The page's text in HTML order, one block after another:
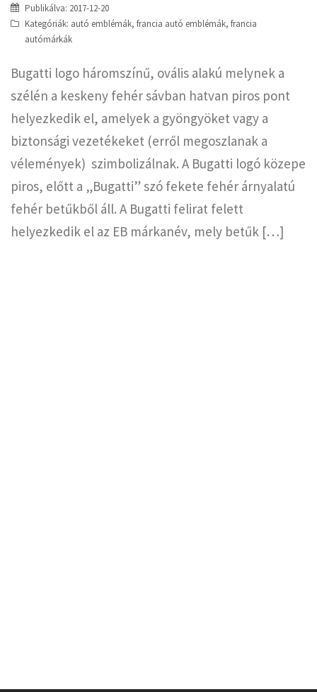
Publikálva: 2017-12-20
Kategóriák: autó emblémák, francia autó emblémák, francia
autómárkák
Bugatti logo háromszínű, ovális alakú melynek a
szélén a keskeny fehér sávban hatvan piros pont
helyezkedik el, amelyek a gyöngyöket vagy a
biztonsági vezetékeket (erről megoszlanak a
vélemények) szimbolizálnak. A Bugatti logó közepe
piros, előtt a „Bugatti” szó fekete fehér árnyalatú
fehér betűkből áll. A Bugatti felirat felett
helyezkedik el az EB márkanév, mely betűk […]